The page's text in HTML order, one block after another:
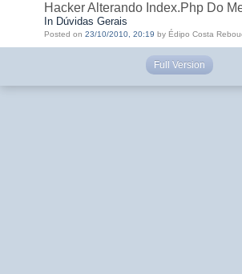
Hacker Alterando Index.Php Do
In Dúvidas Gerais
Posted on 23/10/2010, 20:19 by Édipo Costa
Full Version